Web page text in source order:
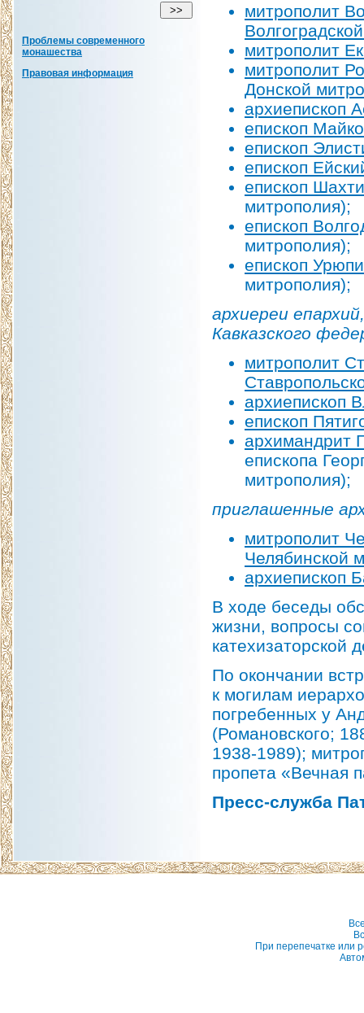
Проблемы современного
монашества
Правовая информация
митрополит
митрополит
митрополит
Донской
архиепископ
епископ
епископ
епископ
епископ
митрополия);
епископ
митрополия);
епископ
митрополия);
архиереи
Кавказского
митрополит
архиепископ
епископ
архимандрит
епископа
митрополия);
приглашенные
митрополит
Челябинской
архиепископ
В ходе беседы
жизни, вопросы
катехизаторской
По окончании
к могилам
погребенных у
(Романовского;
1938-1989);
пропета «Вечная
Пресс-служба
При перепечатке или